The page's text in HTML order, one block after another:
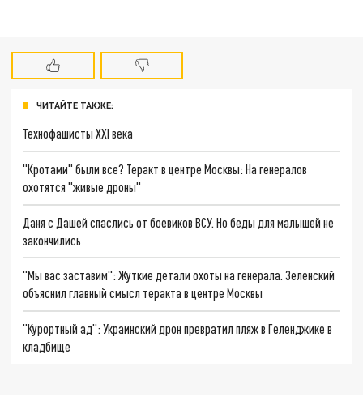
ЧИТАЙТЕ ТАКЖЕ:
Технофашисты XXI века
"Кротами" были все? Теракт в центре Москвы: На генералов
охотятся "живые дроны"
Даня с Дашей спаслись от боевиков ВСУ. Но беды для малышей не
закончились
"Мы вас заставим": Жуткие детали охоты на генерала. Зеленский
объяснил главный смысл теракта в центре Москвы
"Курортный ад": Украинский дрон превратил пляж в Геленджике в
кладбище